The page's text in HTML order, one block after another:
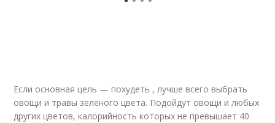
Если основная цель — похудеть , лучше всего выбрать
овощи и травы зеленого цвета. Подойдут овощи и любых
других цветов, калорийность которых не превышает 40